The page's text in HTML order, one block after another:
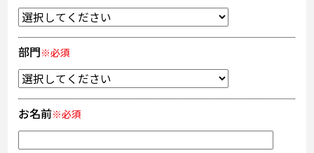
部門※必須
お名前※必須